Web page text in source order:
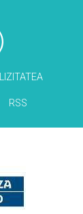
RSS